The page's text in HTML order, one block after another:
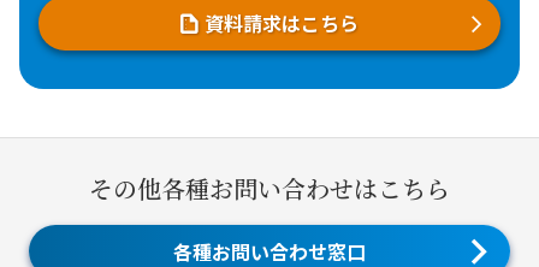
資料請求はこちら
その他各種お問い合わせはこちら
各種お問い合わせ窓口